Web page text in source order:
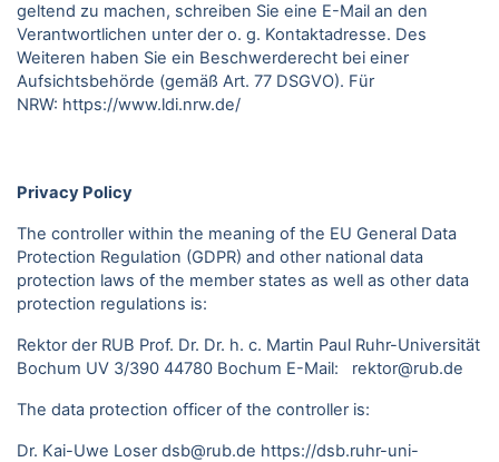
geltend zu machen, schreiben Sie eine E-Mail an den
Verantwortlichen unter der o. g. Kontaktadresse. Des
Weiteren haben Sie ein Beschwerderecht bei einer
Aufsichtsbehörde (gemäß Art. 77 DSGVO). Für
NRW: https://www.ldi.nrw.de/
Privacy Policy
The controller within the meaning of the EU General Data
Protection Regulation (GDPR) and other national data
protection laws of the member states as well as other data
protection regulations is:
Rektor der RUB Prof. Dr. Dr. h. c. Martin Paul Ruhr-Universität
Bochum UV 3/390 44780 Bochum E-Mail: rektor@rub.de
The data protection officer of the controller is:
Dr. Kai-Uwe Loser dsb@rub.de https://dsb.ruhr-uni-